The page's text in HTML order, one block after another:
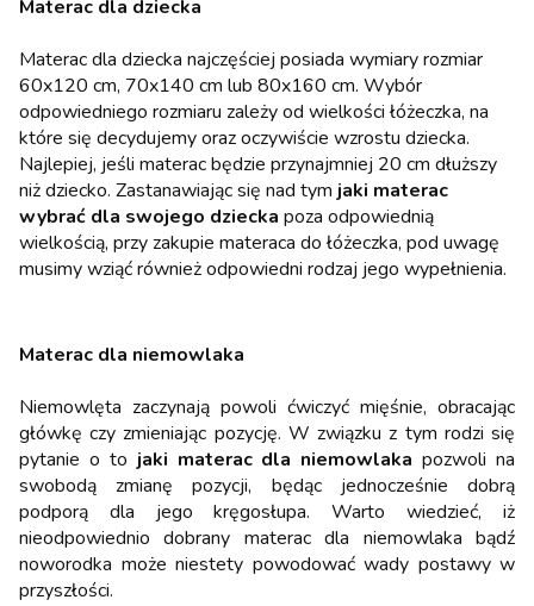
Materac dla dziecka
Materac dla dziecka najczęściej posiada wymiary rozmiar
60x120 cm, 70x140 cm lub 80x160 cm. Wybór
odpowiedniego rozmiaru zależy od wielkości łóżeczka, na
które się decydujemy oraz oczywiście wzrostu dziecka.
Najlepiej, jeśli materac będzie przynajmniej 20 cm dłuższy
niż dziecko. Zastanawiając się nad tym jaki materac
wybrać dla swojego dziecka poza odpowiednią
wielkością, przy zakupie materaca do łóżeczka, pod uwagę
musimy wziąć również odpowiedni rodzaj jego wypełnienia.
Materac dla niemowlaka
Niemowlęta zaczynają powoli ćwiczyć mięśnie, obracając
główkę czy zmieniając pozycję. W związku z tym rodzi się
pytanie o to jaki materac dla niemowlaka pozwoli na
swobodą zmianę pozycji, będąc jednocześnie dobrą
podporą dla jego kręgosłupa. Warto wiedzieć, iż
nieodpowiednio dobrany materac dla niemowlaka bądź
noworodka może niestety powodować wady postawy w
przyszłości.